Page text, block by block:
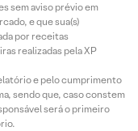
sem aviso prévio em
e que sua(s)
por receitas
realizadas pela XP
e pelo cumprimento
sendo que, caso constem
será o primeiro